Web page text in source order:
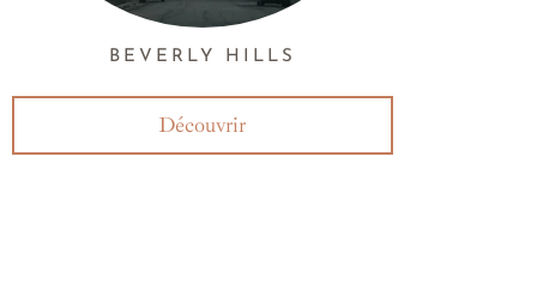
BEVERLY HILLS
Découvrir